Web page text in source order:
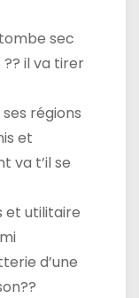
sec
il va tirer
régions
et
va t’il se
et utilitaire
d’une